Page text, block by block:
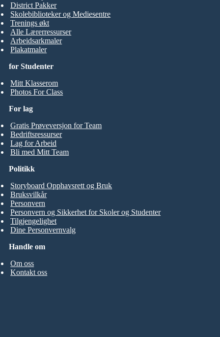
for Studenter
Mitt Klasserom
Photos For Class
District Pakker
Skolebiblioteker og Mediesentre
Trenings økt
Alle Lærerressurser
Arbeidsarkmaler
Plakatmaler
For lag
Gratis Prøveversjon for Team
Bedriftsressurser
Lag for Arbeid
Bli med Mitt Team
Handle om
Om oss
Kontakt oss
Politikk
Storyboard Opphavsrett og Bruk
Bruksvilkår
Personvern
Personvern og Sikkerhet for Skoler og Studenter
Tilgjengelighet
Dine Personvernvalg